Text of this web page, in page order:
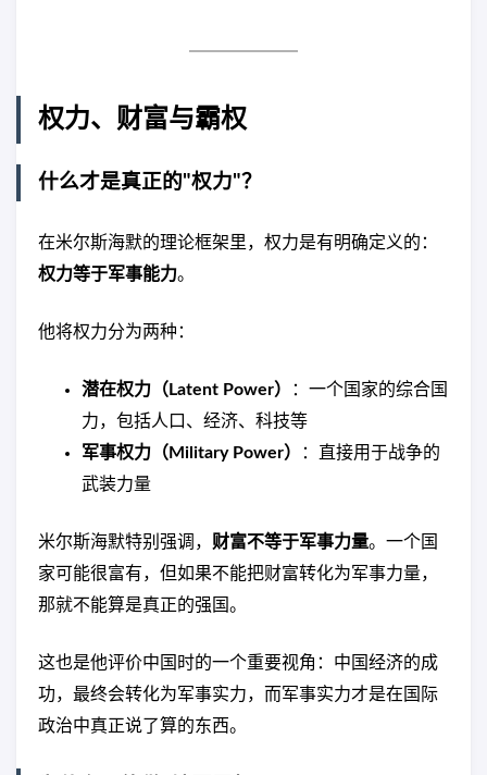
权力、财富与霸权
什么才是真正的"权力"？
在米尔斯海默的理论框架里，权力是有明确定义的：
权力等于军事能力。
他将权力分为两种：
潜在权力（Latent Power）
：一个国家的综合国
力，包括人口、经济、科技等
军事权力（Military Power）
：直接用于战争的
武装力量
米尔斯海默特别强调， 财富不等于军事力量。一个国
家可能很富有，但如果不能把财富转化为军事力量，
那就不能算是真正的强国。
这也是他评价中国时的一个重要视角：中国经济的成
功，最终会转化为军事实力，而军事实力才是在国际
政治中真正说了算的东西。